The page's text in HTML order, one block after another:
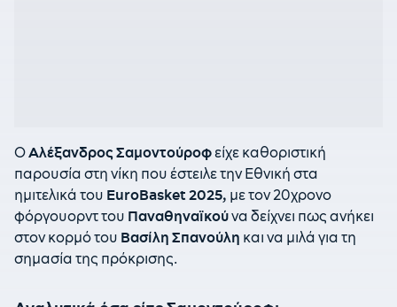
ΟΑλέξανδρος Σαμοντούροφείχε καθοριστική
παρουσία στη νίκη που έστειλε την Εθνική στα
ημιτελικά του EuroBasket 2025, με τον 20χρονο
φόργουορντ του Παναθηναϊκούνα δείχνει πως ανήκει
στον κορμό του Βασίλη Σπανούλη και να μιλά για τη
σημασία της πρόκρισης.